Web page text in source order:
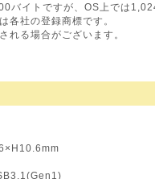
イトですが、OS上では
各社の登録商標です。
れる場合がございます。